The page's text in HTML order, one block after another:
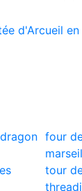
four
tour